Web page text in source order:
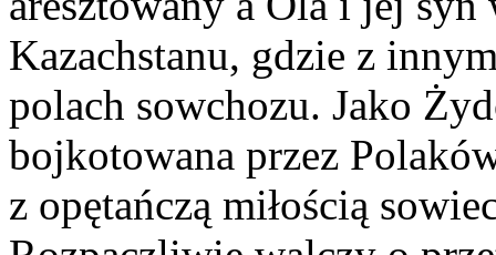
Kazachstanu, gdzie z
polach sowchozu. Jako
bojkotowana przez
z opętańczą miłością